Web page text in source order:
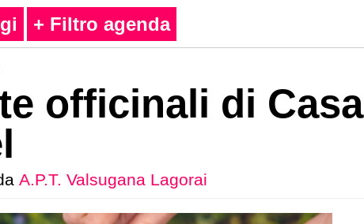
+ Filtro agenda
officinali di Casa
A.P.T. Valsugana Lagorai